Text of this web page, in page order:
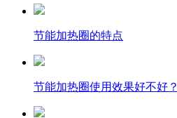
节能加热圈的特点
节能加热圈使用效果好不好？